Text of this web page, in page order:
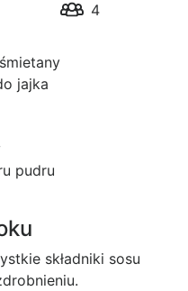
4
jajka
pudru
składniki sosu